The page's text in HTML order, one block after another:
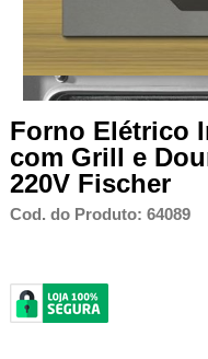
Forno Elétrico
com Grill e
220V Fischer
Cod. do Produto: 64089